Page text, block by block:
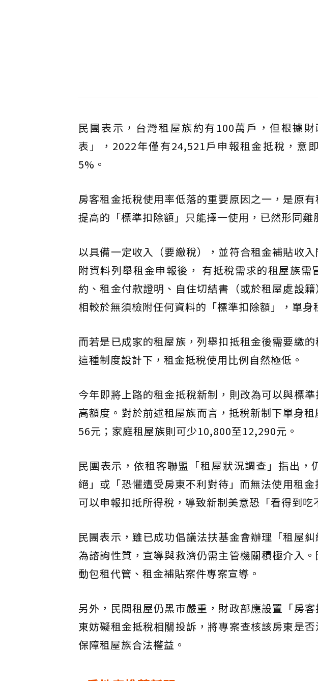
民團表示，台灣租屋族約有100萬戶，但根據
表」，2022年僅有24,521戶申報租金抵稅，意
5%。
房客租金抵稅使用率低落的重要原因之一，是原
提高的「標準扣除額」只能擇一使用，已然形同雞
以具備一定收入（要繳稅），並符合租金補貼收
附資料列舉租金申報後， 有抵稅需求的租屋族
約、租金付款證明、自住切結書（或於租屋處設
相較於無須檢附任何資料的「標準扣除額」，單身
而若是已成家的租屋族，列舉扣抵租金後需要繳
這種制度設計下，租金抵稅使用比例自然極低。
今年即將上路的租金抵稅新制，則改為可以與標
高額度。對於前述租屋族而言，抵稅新制下單身
56元；家庭租屋族則可少10,800至12,290元。
民團表示，依租客聯盟「租屋狀況調查」指出
絕」或「恐懼遭受房東不利對待」而無法使用租
可以申報扣抵所得稅，導致新制美意恐「看得到吃
民團表示，雖已成功倡議法扶基金會辦理「租屋
為諮詢性質，宣導與救濟仍需主管機關積極介入
動包租代管、租金補貼案件專案宣導。
另外，民間租屋仍黑市嚴重，財政部應設置「房
東妨礙租金抵稅相關投訴，將專案查核該房東是
保障租屋族合法權益。